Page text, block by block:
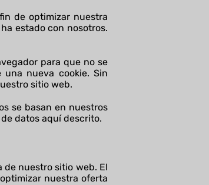
de optimizar nuestra
estado con nosotros.
para que no se
nueva cookie. Sin
sitio web.
se basan en nuestros
datos aquí descrito.
nuestro sitio web. El
nuestra oferta